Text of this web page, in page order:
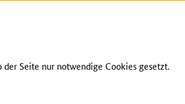
Seite nur notwendige Cookies gesetzt.